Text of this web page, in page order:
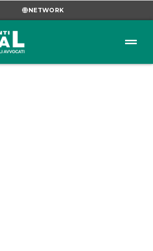
NETWORK